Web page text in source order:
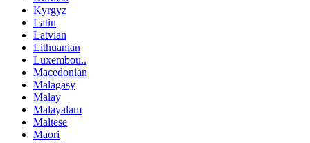
Kyrgyz
Latin
Latvian
Lithuanian
Luxembou..
Macedonian
Malagasy
Malay
Malayalam
Maltese
Maori